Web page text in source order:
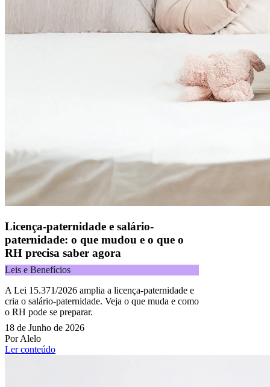
Licença-paternidade e salário-
paternidade: o que mudou e o que o
RH precisa saber agora
Leis e Benefícios
A Lei 15.371/2026 amplia a licença-paternidade e
cria o salário-paternidade. Veja o que muda e como
o RH pode se preparar.
18 de Junho de 2026
Por Alelo
Ler conteúdo